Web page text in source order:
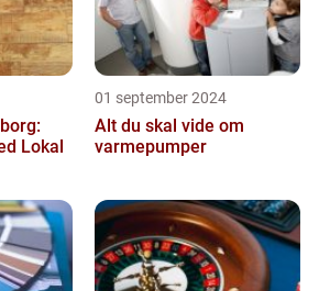
Lokal
01 september 2024
Alt du skal vide om
varmepumper